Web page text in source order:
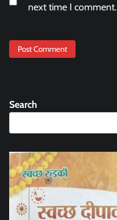
next time I comment.
Search